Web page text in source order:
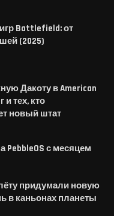
Battlefield: от
(2025)
Дакоту в American
и тех, кто
новый штат
PebbleOS с месяцем
придумали новую
в каньонах планеты